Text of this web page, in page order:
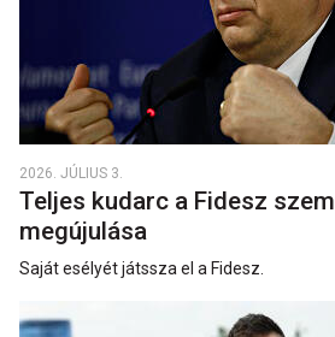
2026. JÚLIUS 3.
Teljes kudarc a Fidesz
megújulása
Saját esélyét játssza el a Fidesz.